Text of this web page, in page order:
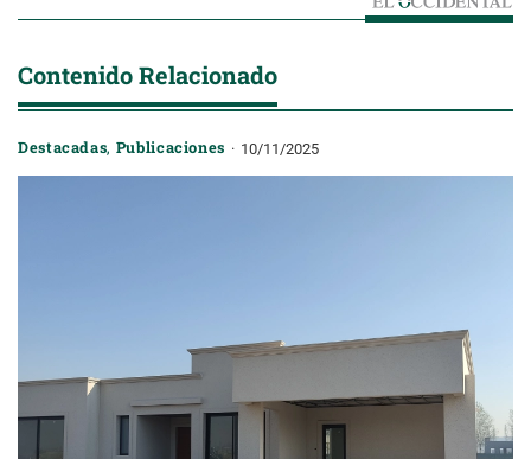
Contenido Relacionado
Destacadas, Publicaciones 10/11/2025